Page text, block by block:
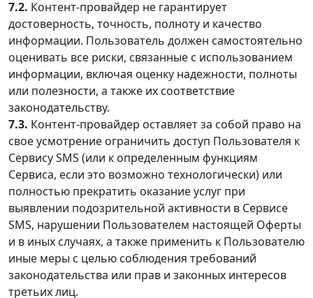
7.2. Контент-провайдер не гарантирует
достоверность, точность, полноту и качество
информации. Пользователь должен самостоятельно
оценивать все риски, связанные с использованием
информации, включая оценку надежности, полноты
или полезности, а также их соответствие
законодательству.
7.3. Контент-провайдер оставляет за собой право на
свое усмотрение ограничить доступ Пользователя к
Сервису SMS (или к определенным функциям
Сервиса, если это возможно технологически) или
полностью прекратить оказание услуг при
выявлении подозрительной активности в Сервисе
SMS, нарушении Пользователем настоящей Оферты
и в иных случаях, а также применить к Пользователю
иные меры с целью соблюдения требований
законодательства или прав и законных интересов
третьих лиц.